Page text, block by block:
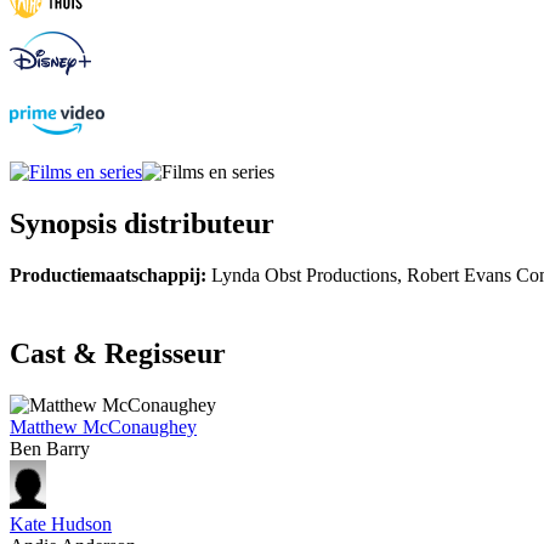
Synopsis distributeur
Productiemaatschappij: Lynda Obst Productions, Robert Evans
Cast & Regisseur
Matthew McConaughey
Ben Barry
Kate Hudson